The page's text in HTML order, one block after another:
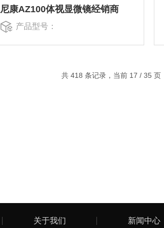
尼康AZ100体视显微镜经销商
产品型号：
共 418 条记录，当前 17 / 35 页
关于我们 新闻中心